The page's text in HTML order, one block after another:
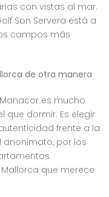
con vistas al mar.
Son Servera está a
campos más
de otra manera
es mucho
que dormir. Es elegir
frente a la
anonimato, por los
que merece